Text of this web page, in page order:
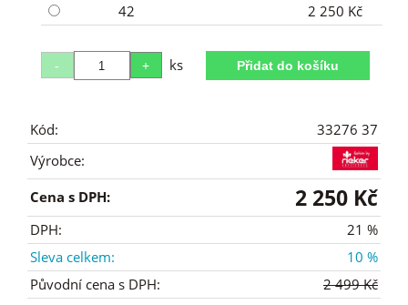
42
2 250 Kč
ks
Kód:
33276 37
Výrobce:
Cena s DPH:
2 250 Kč
DPH:
21 %
Sleva celkem:
10 %
Původní cena s DPH:
2 499 Kč